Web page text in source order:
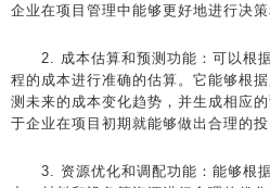
企业在项目管理中能够更好地进行决策
2. 成本估算和预测功能：可以根据
程的成本进行准确的估算。它能够根
测未来的成本变化趋势，并生成相应
于企业在项目初期就能够做出合理的
3. 资源优化和调配功能：能够根据